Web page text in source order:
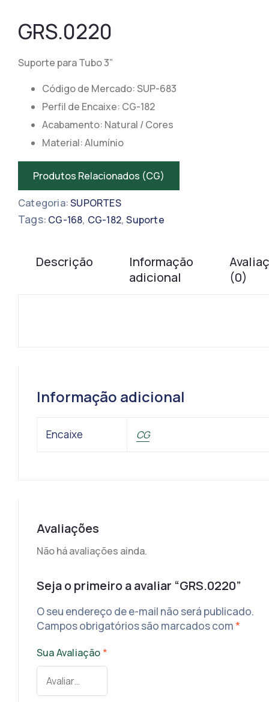
GRS.0220
Suporte para Tubo 3”
Código de Mercado: SUP-683
​​Perfil de Encaixe: CG-182
Acabamento: Natural / Cores
Material: Alumínio
Produtos Relacionados (CG)
Categoria:SUPORTES
Tags: CG-168, CG-182,Suporte
Descrição
Informação
adicional
(0)
Informação adicional
Encaixe CG
Avaliações
Não há avaliações ainda.
Seja o primeiro a avaliar “GRS.0220”
O seu endereço de e-mail não será publicado.
Campos obrigatórios são marcados com*
Sua Avaliação *